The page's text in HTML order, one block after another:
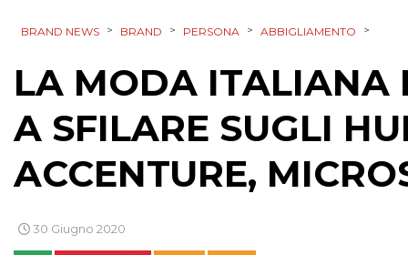
BRAND NEWS > BRAND > PERSONA > ABBIGLIAMENTO >
LA MODA ITALIANA
A SFILARE SUGLI
ACCENTURE,
30 Giugno 2020